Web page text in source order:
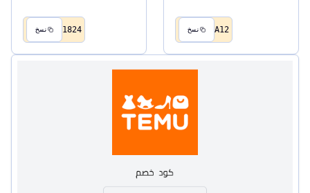
A12 نسخ 1824 نسخ